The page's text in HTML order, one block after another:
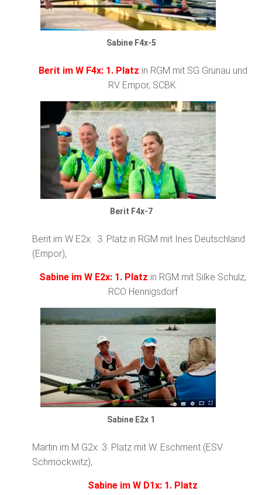
Sabine F4x-5
Berit im W F4x: 1. Platz in RGM mit SG Grünau und
RV Empor, SCBK.
Berit F4x-7
Berit im W E2x: 3. Platz in RGM mit Ines Deutschland
(Empor),
Sabine im W E2x: 1. Platz in RGM mit Silke Schulz,
RCO Hennigsdorf
Sabine E2x 1
Martin im M G2x: 3. Platz mit W. Eschment (ESV
Schmöckwitz),
Sabine im W D1x: 1. Platz